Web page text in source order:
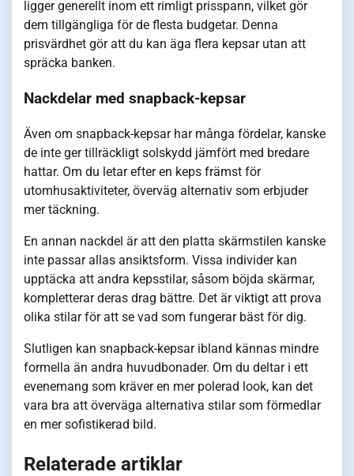
ligger generellt inom ett rimligt prisspann, vilket gör
dem tillgängliga för de flesta budgetar. Denna
prisvärdhet gör att du kan äga flera kepsar utan att
spräcka banken.
Nackdelar med snapback-kepsar
Även om snapback-kepsar har många fördelar, kanske
de inte ger tillräckligt solskydd jämfört med bredare
hattar. Om du letar efter en keps främst för
utomhusaktiviteter, överväg alternativ som erbjuder
mer täckning.
En annan nackdel är att den platta skärmstilen kanske
inte passar allas ansiktsform. Vissa individer kan
upptäcka att andra kepsstilar, såsom böjda skärmar,
kompletterar deras drag bättre. Det är viktigt att prova
olika stilar för att se vad som fungerar bäst för dig.
Slutligen kan snapback-kepsar ibland kännas mindre
formella än andra huvudbonader. Om du deltar i ett
evenemang som kräver en mer polerad look, kan det
vara bra att överväga alternativa stilar som förmedlar
en mer sofistikerad bild.
Relaterade artiklar